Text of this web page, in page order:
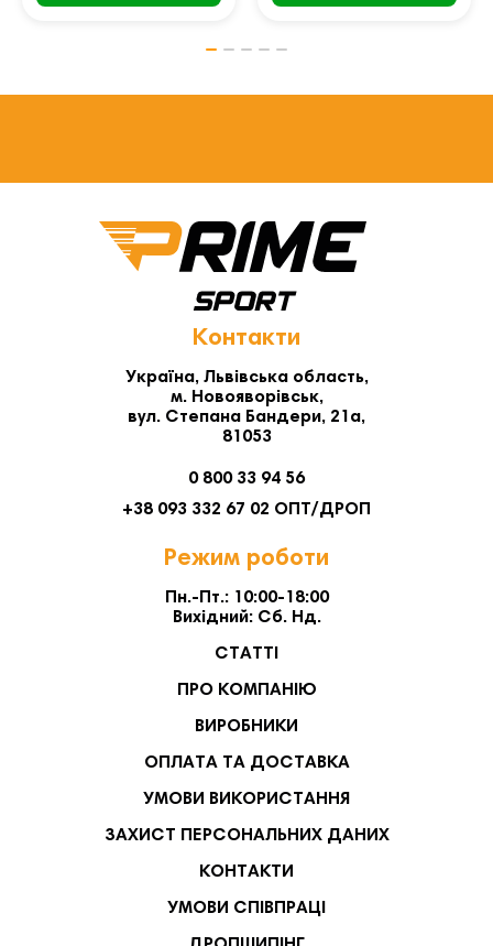
Контакти
Україна, Львівська область,
м. Новояворівськ,
вул. Степана Бандери, 21а,
81053
0 800 33 94 56
+38 093 332 67 02 ОПТ/ДРОП
Режим роботи
Пн.-Пт.: 10:00-18:00
Вихідний: Сб. Нд.
СТАТТІ
ПРО КОМПАНІЮ
ВИРОБНИКИ
ОПЛАТА ТА ДОСТАВКА
УМОВИ ВИКОРИСТАННЯ
ЗАХИСТ ПЕРСОНАЛЬНИХ ДАНИХ
КОНТАКТИ
УМОВИ СПІВПРАЦІ